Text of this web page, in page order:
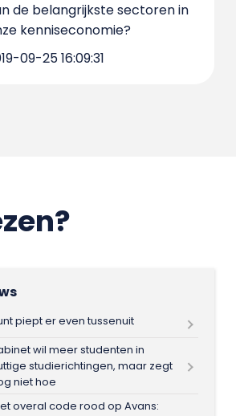
de belangrijkste sectoren in
kenniseconomie?
09-25 16:09:31
piept er even tussenuit
wil meer studenten in
studierichtingen, maar zegt
niet hoe
overal code rood op Avans: